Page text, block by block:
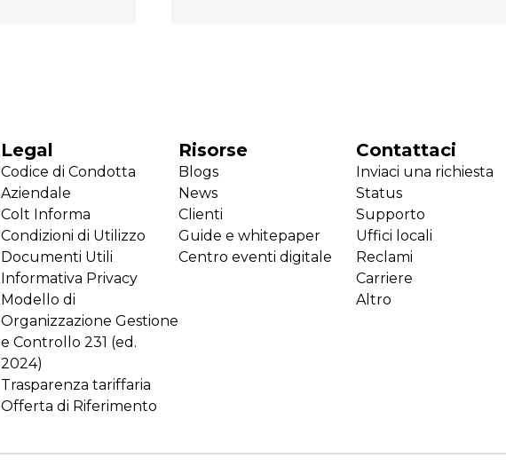
Legal
Codice di Condotta
Aziendale
Colt Informa
Condizioni di Utilizzo
Documenti Utili
Informativa Privacy
Modello di
Organizzazione Gestione
e Controllo 231 (ed.
2024)
Trasparenza tariffaria
Offerta di Riferimento
Risorse
Blogs
News
Clienti
Guide e whitepaper
Centro eventi digitale
Contattaci
Inviaci una richiesta
Status
Supporto
Uffici locali
Reclami
Carriere
Altro